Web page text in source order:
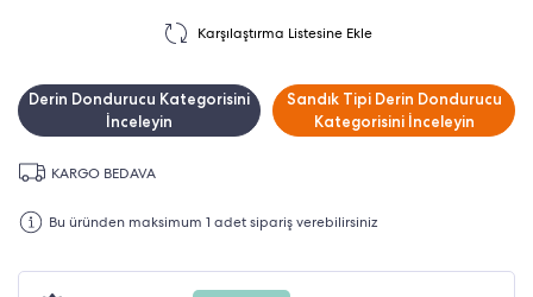
Karşılaştırma Listesine Ekle
Derin Dondurucu Kategorisini
İnceleyin
Sandık Tipi Derin Dondurucu
Kategorisini İnceleyin
KARGO BEDAVA
Bu üründen maksimum 1 adet sipariş verebilirsiniz